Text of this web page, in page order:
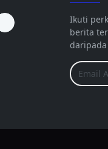
Ikuti
berita